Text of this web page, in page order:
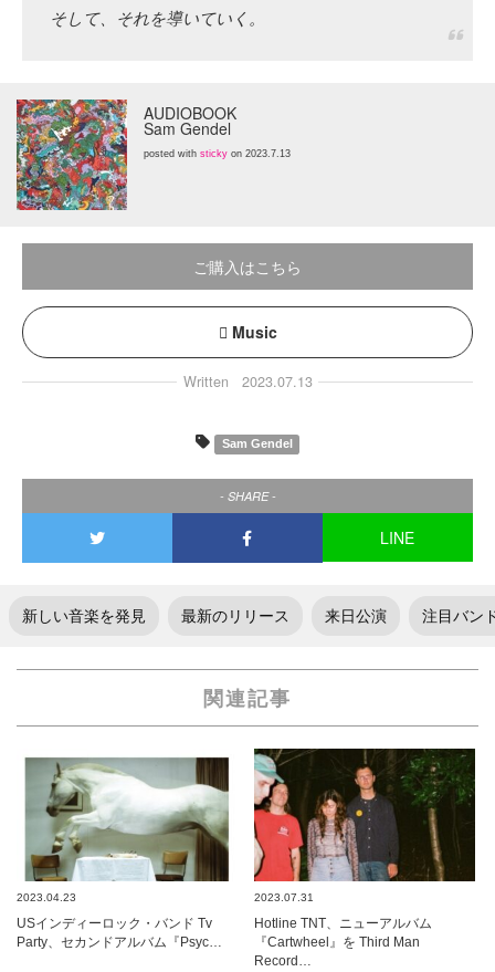
そして、それを導いていく。
AUDIOBOOK
Sam Gendel
posted with sticky on 2023.7.13
ご購入はこちら
Music
Written 2023.07.13
Sam Gendel
- SHARE -
LINE
新しい音楽を発見 最新のリリース 来日公演 注目バン
関連記事
2023.04.23
USインディーロック・バンド Tv
Party、セカンドアルバム『Psyc…
2023.07.31
Hotline TNT、ニューアルバム
『Cartwheel』を Third Man
Record…